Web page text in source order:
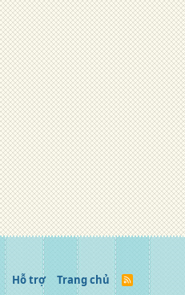
Hỗ trợ Trang chủ
R